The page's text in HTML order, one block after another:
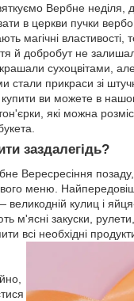
Вербне неділя,
в церкви пучки
магічні властивості,
й добробут не
сухоцвітами,
стали прикраси зі
купити ви можете в
які можна
заздалегідь?
Вересресіння
меню.
великодній кулиц і
м'ясні закуски,
всі необхідні